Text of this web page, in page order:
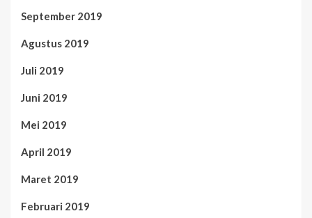
September 2019
Agustus 2019
Juli 2019
Juni 2019
Mei 2019
April 2019
Maret 2019
Februari 2019